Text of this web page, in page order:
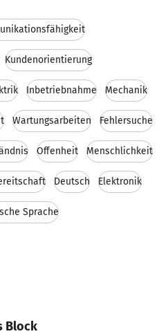
Kundenorientierung
Inbetriebnahme Mechanik
Wartungsarbeiten Fehlersuche
Offenheit Menschlichkeit
Deutsch Elektronik
Sprache
Block